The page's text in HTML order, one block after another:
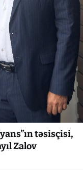
təsisçisi,
Zalov